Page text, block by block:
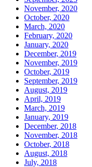
November, 2020
October, 2020
March, 2020
February, 2020
January, 2020
December, 2019
November, 2019
October, 2019
September, 2019
August, 2019
April, 2019
March, 2019
January, 2019
December, 2018
November, 2018
October, 2018
August, 2018
July, 2018